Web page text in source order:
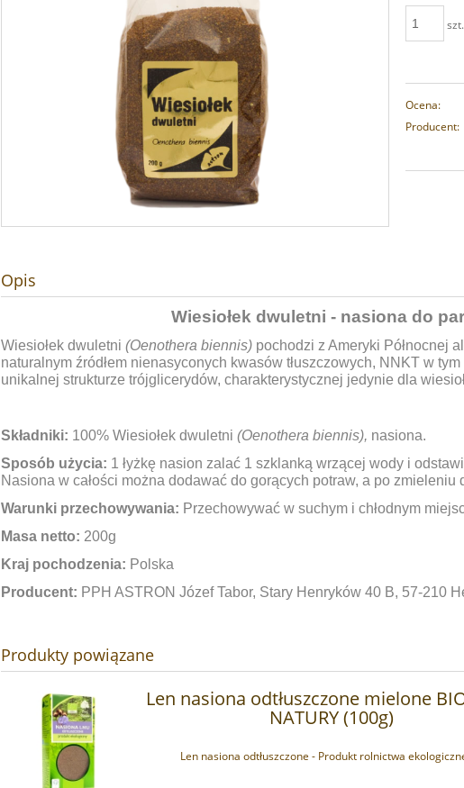
szt.
Ocena:
Producent:
Opis
Wiesiołek dwuletni - nasiona do
Wiesiołek dwuletni (Oenothera biennis) pochodzi z Ameryki Północnej
naturalnym źródłem nienasyconych kwasów tłuszczowych, NNKT w
unikalnej strukturze trójglicerydów, charakterystycznej jedynie dla
Składniki: 100% Wiesiołek dwuletni (Oenothera biennis), nasiona.
Sposób użycia: 1 łyżkę nasion zalać 1 szklanką wrzącej wody i
Nasiona w całości można dodawać do gorących potraw, a po zmieleniu
Warunki przechowywania: Przechowywać w suchym i chłodnym
Masa netto: 200g
Kraj pochodzenia: Polska
Producent: PPH ASTRON Józef Tabor, Stary Henryków 40 B, 57-210
Produkty powiązane
Len nasiona odtłuszczone mielone
NATURY (100g)
Len nasiona odtłuszczone - Produkt rolnictwa